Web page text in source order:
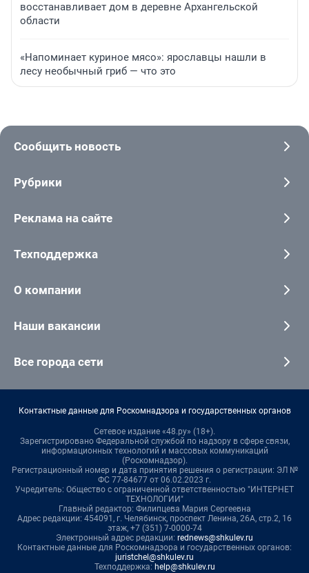
восстанавливает дом в деревне Архангельской
области
«Напоминает куриное мясо»: ярославцы нашли в
лесу необычный гриб — что это
Сообщить новость
Рубрики
Реклама на сайте
Техподдержка
О компании
Наши вакансии
Все города сети
Контактные данные для Роскомнадзора и государственных органов
Сетевое издание «48.ру» (18+).
Зарегистрировано Федеральной службой по надзору в сфере связи,
информационных технологий и массовых коммуникаций
(Роскомнадзор).
Регистрационный номер и дата принятия решения о регистрации: ЭЛ №
ФС 77-84677 от 06.02.2023 г.
Учредитель: Общество с ограниченной ответственностью "ИНТЕРНЕТ
ТЕХНОЛОГИИ"
Главный редактор: Филипцева Мария Сергеевна
Адрес редакции: 454091, г. Челябинск, проспект Ленина, 26А, стр.2, 16
этаж, +7 (351) 7-0000-74
Электронный адрес редакции: rednews@shkulev.ru
Контактные данные для Роскомнадзора и государственных органов:
juristchel@shkulev.ru
Техподдержка: help@shkulev.ru